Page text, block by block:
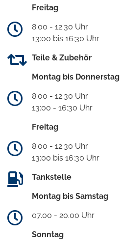
Freitag
8.00 - 12.30 Uhr
13:00 bis 16:30 Uhr
Teile & Zubehör
Montag bis Donnerstag
8.00 - 12.30 Uhr
13:00 - 16:30 Uhr
Freitag
8.00 - 12.30 Uhr
13:00 bis 16:30 Uhr
Tankstelle
Montag bis Samstag
07.00 - 20.00 Uhr
Sonntag